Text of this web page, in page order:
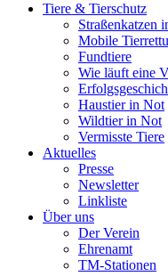
Tiere & Tierschutz
Straßenkatzen
Mobile
Fundtiere
Wie läuft eine
Haustier in Not
Wildtier in Not
Vermisste Tiere
Aktuelles
Presse
Newsletter
Linkliste
Über uns
Der Verein
Ehrenamt
TM-Stationen